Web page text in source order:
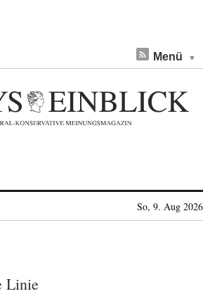
Menü
So, 9. Aug 2026
Linie